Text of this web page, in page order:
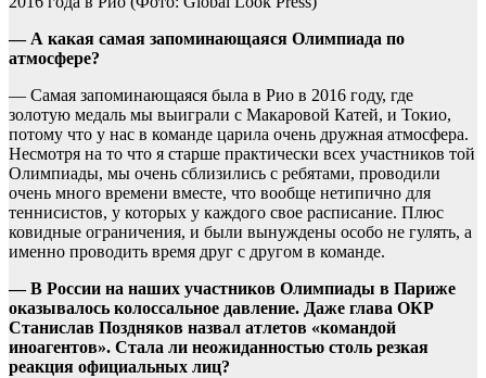
— А какая самая запоминающаяся Олимпиада по
атмосфере?
— Самая запоминающаяся была в Рио в 2016 году, где
золотую медаль мы выиграли с Макаровой Катей, и Токио,
потому что у нас в команде царила очень дружная атмосфера.
Несмотря на то что я старше практически всех участников той
Олимпиады, мы очень сблизились с ребятами, проводили
очень много времени вместе, что вообще нетипично для
теннисистов, у которых у каждого свое расписание. Плюс
ковидные ограничения, и были вынуждены особо не гулять, а
именно проводить время друг с другом в команде.
— В России на наших участников Олимпиады в Париже
оказывалось колоссальное давление. Даже глава ОКР
Станислав Поздняков назвал атлетов «командой
иноагентов». Стала ли неожиданностью столь резкая
реакция официальных лиц?